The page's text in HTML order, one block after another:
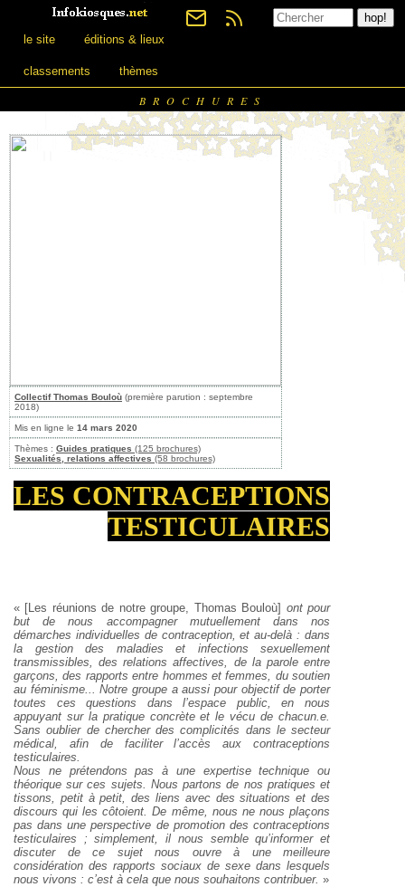
le site éditions & lieux
classements thèmes
BROCHURES
Collectif Thomas Bouloù (première parution : septembre
2018)
Mis en ligne le 14 mars 2020
Thèmes : Guides pratiques (125 brochures)
Sexualités, relations affectives (58 brochures)
LES CONTRACEPTIONS
TESTICULAIRES
« [Les réunions de notre groupe, Thomas Bouloù] ont pour
but de nous accompagner mutuellement dans nos
démarches individuelles de contraception, et au-delà : dans
la gestion des maladies et infections sexuellement
transmissibles, des relations affectives, de la parole entre
garçons, des rapports entre hommes et femmes, du soutien
au féminisme... Notre groupe a aussi pour objectif de porter
toutes ces questions dans l’espace public, en nous
appuyant sur la pratique concrète et le vécu de chacun.e.
Sans oublier de chercher des complicités dans le secteur
médical, afin de faciliter l’accès aux contraceptions
testiculaires.
Nous ne prétendons pas à une expertise technique ou
théorique sur ces sujets. Nous partons de nos pratiques et
tissons, petit à petit, des liens avec des situations et des
discours qui les côtoient. De même, nous ne nous plaçons
pas dans une perspective de promotion des contraceptions
testiculaires ; simplement, il nous semble qu’informer et
discuter de ce sujet nous ouvre à une meilleure
considération des rapports sociaux de sexe dans lesquels
nous vivons : c’est à cela que nous souhaitons contribuer. »